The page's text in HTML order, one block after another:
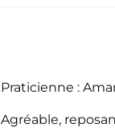
Praticienne :
Agréable,